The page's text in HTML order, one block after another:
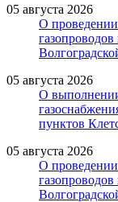
05 августа 2026
О
05 августа 2026
О
пунктов
05 августа 2026
О